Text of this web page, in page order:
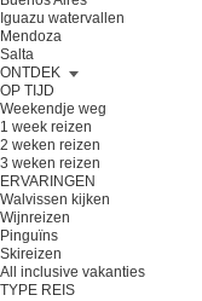
Iguazu watervallen
Mendoza
Salta
ONTDEK
OP TIJD
Weekendje weg
1 week reizen
2 weken reizen
3 weken reizen
ERVARINGEN
Walvissen kijken
Wijnreizen
Pinguïns
Skireizen
All inclusive vakanties
TYPE REIS